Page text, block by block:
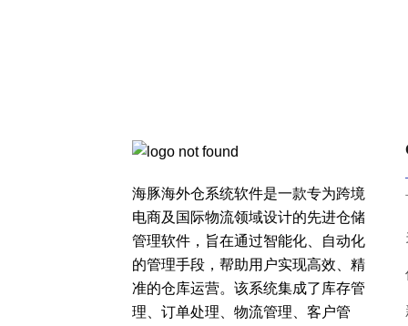
海豚海外仓系统软件是一款专为跨境
电商及国际物流领域设计的先进仓储
管理软件，旨在通过智能化、自动化
的管理手段，帮助用户实现高效、精
准的仓库运营。该系统集成了库存管
理、订单处理、物流管理、客户管